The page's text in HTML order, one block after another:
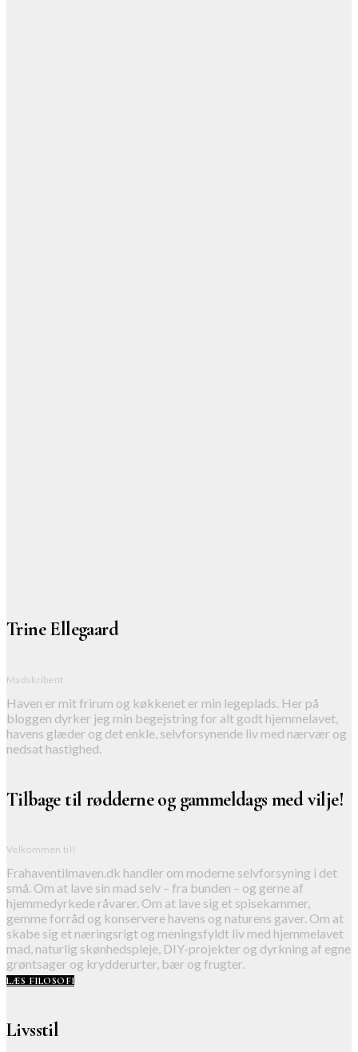
Trine Ellegaard
Madskribent
Haven er mit frirum og køkkenet er min legeplads. Her på
bloggen dyrker jeg min begejstring for alt godt hjemmelavet,
havens glæder og det enkle, selvforsynende liv med nærvær og
nedsat hastighed.
Tilbage til rødderne og gammeldags med vilje!
Velkommen til!
Frahaventilmaven.dk handler om moderne selvforsyning i det
små. Om at lave sin mad selv – fra bunden – og gerne af
hjemmedyrkede råvarer. Om at lave sig et spisekammer,
gemme forråd og konservere havens og naturens gaver. Om at
skabe sig et næringsrigt og meningsfyldt liv med hjemmelavet
mad, naturlig skønhedspleje, DIY-projekter og dyrkning af egne
grøntsager og krydderurter, bær og frugter.
LÆS FILOSOFI
Livsstil